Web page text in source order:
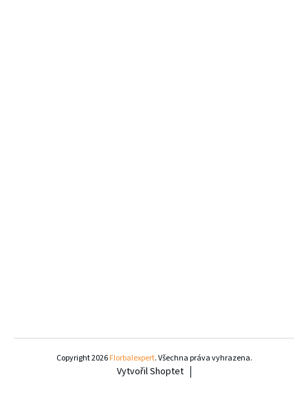
Vytvořil Shoptet
Copyright 2026Florbalexpert. Všechna práva vyhrazena.